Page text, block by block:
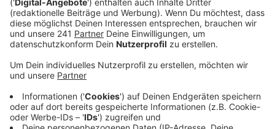
für die Sicherheit der Jecken sorgen sollen. Die
Frist, um das fehlende Personal zu finden, endet
nächsten Freitag (21.2.).
Veröffentlicht:Donnerstag, 13.02.2025 06:07
Anzeige